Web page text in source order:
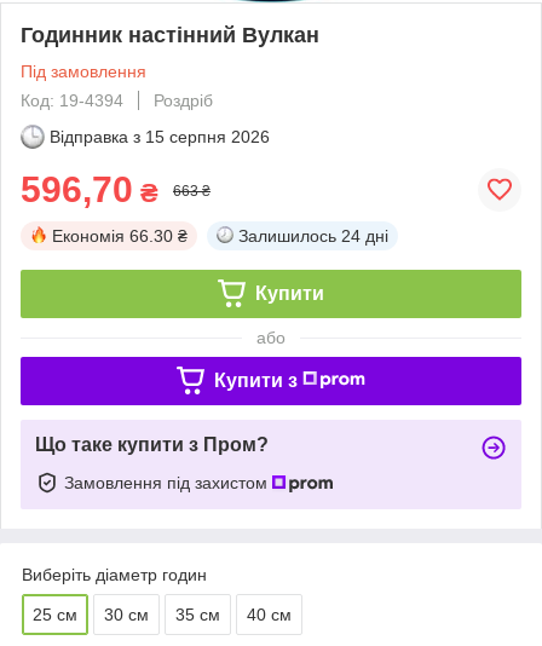
Годинник настінний Вулкан
Під замовлення
Код: 19-4394
Роздріб
Відправка з 15 серпня 2026
596,70 ₴ 663 ₴
Економія 66.30 ₴ Залишилось 24 дні
Купити
або
Купити з
Що таке купити з Пром?
Замовлення під захистом
Виберіть діаметр годин
25 см 30 см 35 см 40 см